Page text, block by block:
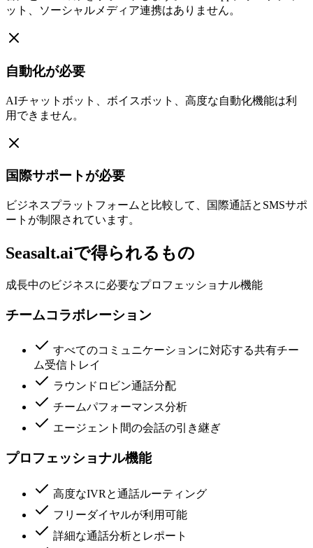
ット、ソーシャルメディア連携はありません。
自動化が必要
AIチャットボット、ボイスボット、高度な自動化機能は利
用できません。
国際サポートが必要
ビジネスプラットフォームと比較して、国際通話とSMSサポ
ートが制限されています。
Seasalt.aiで得られるもの
成長中のビジネスに必要なプロフェッショナル機能
チームコラボレーション
すべてのコミュニケーションに対応する共有チー
ム受信トレイ
ラウンドロビン通話分配
チームパフォーマンス分析
エージェント間の会話の引き継ぎ
プロフェッショナル機能
高度なIVRと通話ルーティング
フリーダイヤルが利用可能
詳細な通話分析とレポート